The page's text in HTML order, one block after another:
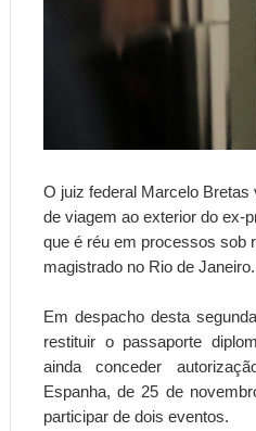
O juiz federal Marcelo Bretas
de viagem ao exterior do ex-
que é réu em processos sob
magistrado no Rio de Janeiro.
Em despacho desta
restituir o passaporte
ainda conceder
Espanha, de 25 de
participar de dois eventos.